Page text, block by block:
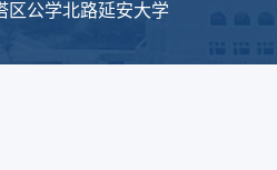
区公学北路延安大学